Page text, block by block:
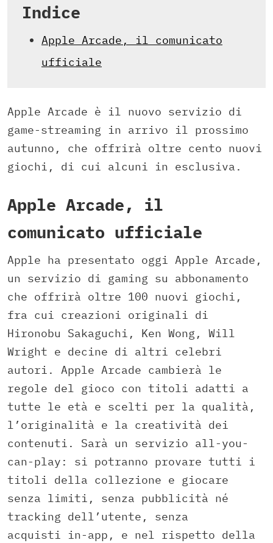
Indice
Apple Arcade, il comunicato
ufficiale
Apple Arcade è il nuovo servizio di
game-streaming in arrivo il prossimo
autunno, che offrirà oltre cento nuovi
giochi, di cui alcuni in esclusiva.
Apple Arcade, il
comunicato ufficiale
Apple ha presentato oggi Apple Arcade,
un servizio di gaming su abbonamento
che offrirà oltre 100 nuovi giochi,
fra cui creazioni originali di
Hironobu Sakaguchi, Ken Wong, Will
Wright e decine di altri celebri
autori. Apple Arcade cambierà le
regole del gioco con titoli adatti a
tutte le età e scelti per la qualità,
l’originalità e la creatività dei
contenuti. Sarà un servizio all-you-
can-play: si potranno provare tutti i
titoli della collezione e giocare
senza limiti, senza pubblicità né
tracking dell’utente, senza
acquisti in-app, e nel rispetto della